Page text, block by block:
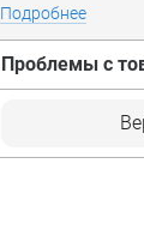
Подробнее
Проблемы с